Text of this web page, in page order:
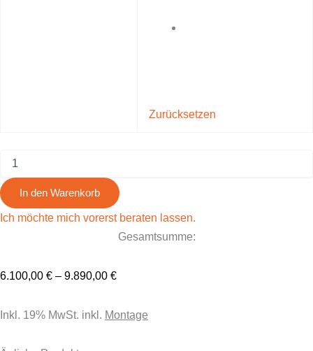
Zurücksetzen
In den Warenkorb
Ich möchte mich vorerst beraten lassen.
Gesamtsumme:
6.100,00 € – 9.890,00 €
Inkl. 19% MwSt. inkl. Montage